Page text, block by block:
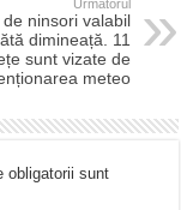
Urmatorul
ninsori valabil
dimineață. 11
sunt vizate de
meteo
obligatorii sunt